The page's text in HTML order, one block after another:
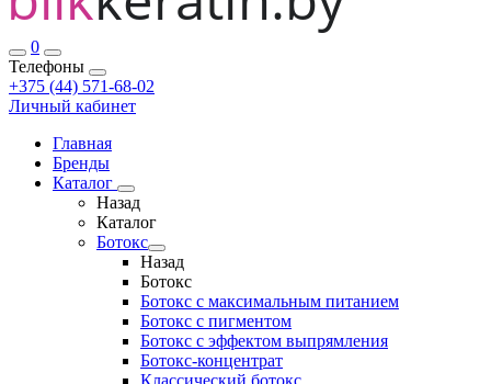
0
Телефоны
+375 (44) 571-68-02
Личный кабинет
Главная
Бренды
Каталог
Назад
Каталог
Ботокс
Назад
Ботокс
Ботокс с максимальным питанием
Ботокс с пигментом
Ботокс с эффектом выпрямления
Ботокс-концентрат
Классический ботокс